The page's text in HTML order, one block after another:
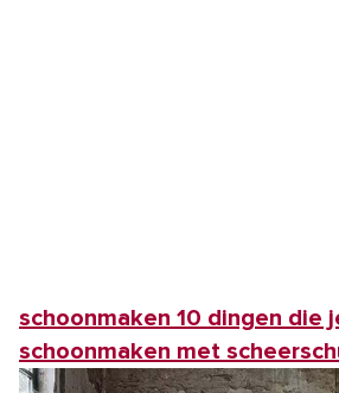
schoonmaken 10 dingen die
schoonmaken met